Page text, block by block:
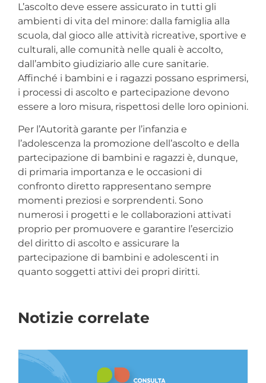
L’ascolto deve essere assicurato in tutti gli
ambienti di vita del minore: dalla famiglia alla
scuola, dal gioco alle attività ricreative, sportive e
culturali, alle comunità nelle quali è accolto,
dall’ambito giudiziario alle cure sanitarie.
Affinché i bambini e i ragazzi possano esprimersi,
i processi di ascolto e partecipazione devono
essere a loro misura, rispettosi delle loro opinioni.
Per l’Autorità garante per l’infanzia e
l’adolescenza la promozione dell’ascolto e della
partecipazione di bambini e ragazzi è, dunque,
di primaria importanza e le occasioni di
confronto diretto rappresentano sempre
momenti preziosi e sorprendenti. Sono
numerosi i progetti e le collaborazioni attivati
proprio per promuovere e garantire l’esercizio
del diritto di ascolto e assicurare la
partecipazione di bambini e adolescenti in
quanto soggetti attivi dei propri diritti.
Notizie correlate